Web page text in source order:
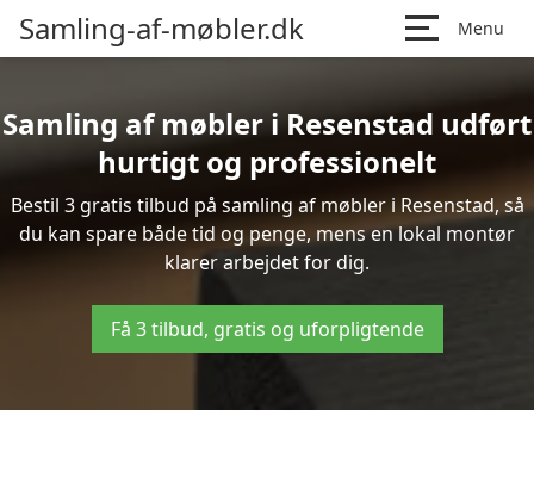
Samling-af-møbler.dk Menu
Samling af møbler i Resenstad udført
hurtigt og professionelt
Bestil 3 gratis tilbud på samling af møbler i Resenstad, så
du kan spare både tid og penge, mens en lokal montør
klarer arbejdet for dig.
Få 3 tilbud, gratis og uforpligtende